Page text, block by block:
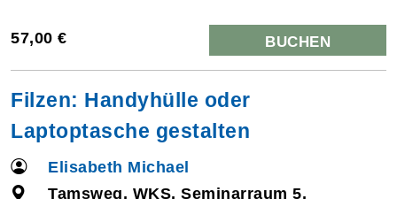
57,00 € BUCHEN
Filzen: Handyhülle oder
Laptoptasche gestalten
Elisabeth Michael
Tamsweg, WKS, Seminarraum 5,